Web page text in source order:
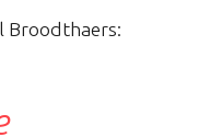
Broodthaers: